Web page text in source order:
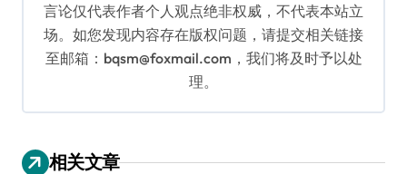
言论仅代表作者个人观点绝非权威，不代表本站立
场。如您发现内容存在版权问题，请提交相关链接
至邮箱：bqsm@foxmail.com，我们将及时予以处
理。
相关文章